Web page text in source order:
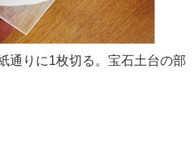
通りに1枚切る。宝石土台の部